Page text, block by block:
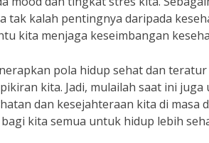
tak kalah pentingnya daripada
kita menjaga keseimbangan
pola hidup sehat dan
kita. Jadi, mulailah saat ini
dan kesejahteraan kita di masa
kita semua untuk hidup lebih